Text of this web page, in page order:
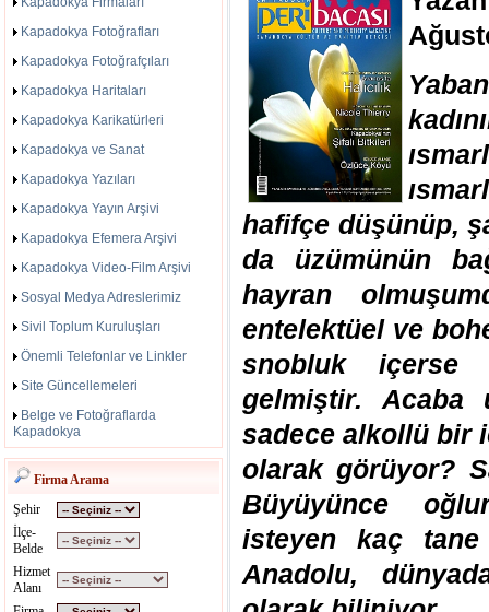
Kapadokya Fotoğrafları
Kapadokya Fotoğrafçıları
Kapadokya Haritaları
Kapadokya Karikatürleri
Kapadokya ve Sanat
Kapadokya Yazıları
Kapadokya Yayın Arşivi
Kapadokya Efemera Arşivi
Kapadokya Video-Film Arşivi
Sosyal Medya Adreslerimiz
Sivil Toplum Kuruluşları
Önemli Telefonlar ve Linkler
Site Güncellemeleri
Belge ve Fotoğraflarda
Kapadokya
Firma Arama
Şehir
İlçe-
Belde
Hizmet
Alanı
hafifçe düşünüp,
da üzümünün
hayran
entelektüel ve
snobluk
gelmiştir. Acaba
sadece alkollü bir
olarak görüyor?
Büyüyünce
isteyen kaç
Anadolu,